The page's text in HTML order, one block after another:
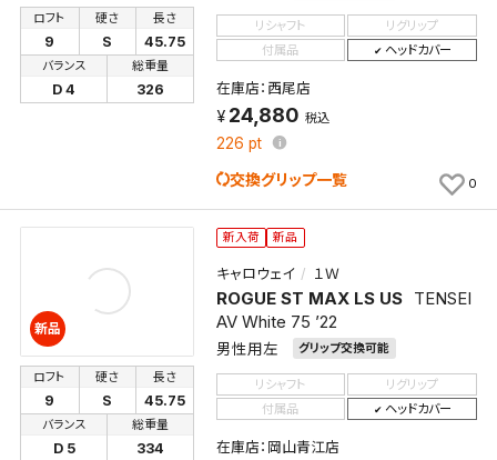
ロフト
9
硬さ
S
長さ
45.75
バランス
D 4
総重量
326
リシャフト
リグリップ
付属品
ヘッドカバー
在庫店：西尾店
24,880 税込
226 pt
交換グリップ一覧 0
新品
新入荷 新品
キャロウェイ １Ｗ
ROGUE ST MAX LS US
TENSEI
AV White 75 ’22
男性用左 グリップ交換可能
ロフト
9
硬さ
S
長さ
45.75
バランス
D 5
総重量
334
リシャフト
リグリップ
付属品
ヘッドカバー
在庫店：岡山青江店